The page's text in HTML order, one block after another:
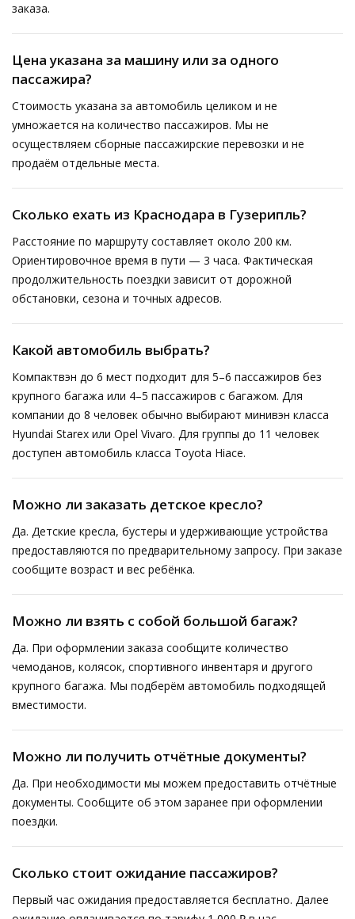
заказа.
Цена указана за машину или за одного
пассажира?
Стоимость указана за автомобиль целиком и не
умножается на количество пассажиров. Мы не
осуществляем сборные пассажирские перевозки и не
продаём отдельные места.
Сколько ехать из Краснодара в Гузерипль?
Расстояние по маршруту составляет около 200 км.
Ориентировочное время в пути — 3 часа. Фактическая
продолжительность поездки зависит от дорожной
обстановки, сезона и точных адресов.
Какой автомобиль выбрать?
Компактвэн до 6 мест подходит для 5–6 пассажиров без
крупного багажа или 4–5 пассажиров с багажом. Для
компании до 8 человек обычно выбирают минивэн класса
Hyundai Starex или Opel Vivaro. Для группы до 11 человек
доступен автомобиль класса Toyota Hiace.
Можно ли заказать детское кресло?
Да. Детские кресла, бустеры и удерживающие устройства
предоставляются по предварительному запросу. При заказе
сообщите возраст и вес ребёнка.
Можно ли взять с собой большой багаж?
Да. При оформлении заказа сообщите количество
чемоданов, колясок, спортивного инвентаря и другого
крупного багажа. Мы подберём автомобиль подходящей
вместимости.
Можно ли получить отчётные документы?
Да. При необходимости мы можем предоставить отчётные
документы. Сообщите об этом заранее при оформлении
поездки.
Сколько стоит ожидание пассажиров?
Первый час ожидания предоставляется бесплатно. Далее